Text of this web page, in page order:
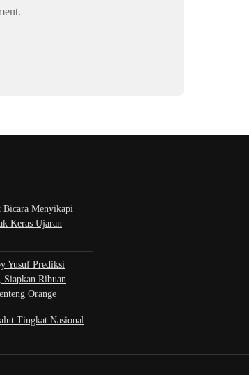
Bicara Menyikapi
Keras Ujaran
Yusuf Prediksi
Ribuan
Orange
Tingkat Nasional